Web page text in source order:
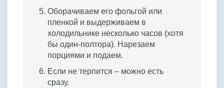
Оборачиваем его фольгой или
пленкой и выдерживаем в
холодильнике несколько часов (хотя
бы один-полтора). Нарезаем
порциями и подаем.
Если не терпится – можно есть
сразу.